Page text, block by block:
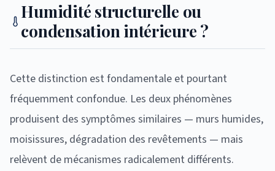
Humidité structurelle ou
condensation intérieure ?
Cette distinction est fondamentale et pourtant
fréquemment confondue. Les deux phénomènes
produisent des symptômes similaires — murs humides,
moisissures, dégradation des revêtements — mais
relèvent de mécanismes radicalement différents.